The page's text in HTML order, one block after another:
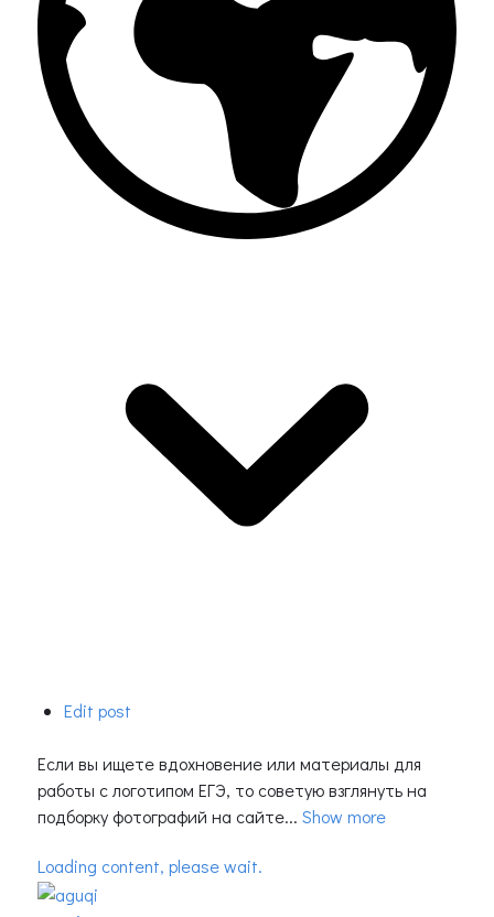
Edit post
Если вы ищете вдохновение или материалы для
работы с логотипом ЕГЭ, то советую взглянуть на
подборку фотографий на сайте... Show more
Loading content, please wait.